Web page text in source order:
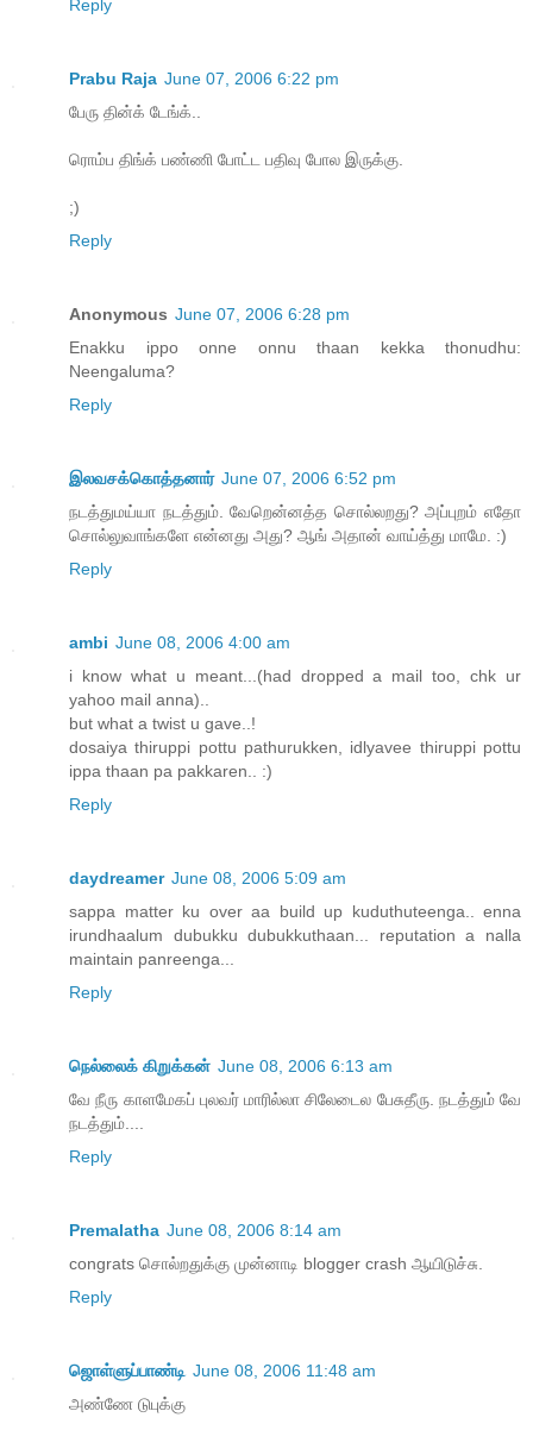
Reply
Prabu Raja June 07, 2006 6:22 pm
பேரு தின்க் டேங்க்..
ரொம்ப திங்க் பண்ணி போட்ட பதிவு போல இருக்கு.
;)
Reply
Anonymous June 07, 2006 6:28 pm
Enakku ippo onne onnu thaan kekka thonudhu:
Neengaluma?
Reply
இலவசக்கொத்தனார் June 07, 2006 6:52 pm
நடத்துமய்யா நடத்தும். வேறென்னத்த சொல்லறது? அப்புறம் எதோ
சொல்லுவாங்களே என்னது அது? ஆங் அதான் வாய்த்து மாமே. :)
Reply
ambi June 08, 2006 4:00 am
i know what u meant...(had dropped a mail too, chk ur
yahoo mail anna)..
but what a twist u gave..!
dosaiya thiruppi pottu pathurukken, idlyavee thiruppi pottu
ippa thaan pa pakkaren.. :)
Reply
daydreamer June 08, 2006 5:09 am
sappa matter ku over aa build up kuduthuteenga.. enna
irundhaalum dubukku dubukkuthaan... reputation a nalla
maintain panreenga...
Reply
நெல்லைக் கிறுக்கன் June 08, 2006 6:13 am
வே நீரு காளமேகப் புலவர் மாரில்லா சிலேடைல பேசுதீரு. நடத்தும் வே
நடத்தும்....
Reply
Premalatha June 08, 2006 8:14 am
congrats சொல்றதுக்கு முன்னாடி blogger crash ஆயிடுச்சு.
Reply
ஜொள்ளுப்பாண்டி June 08, 2006 11:48 am
அண்ணே டுபுக்கு